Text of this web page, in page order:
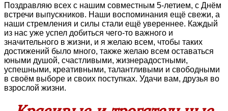
Поздравляю всех с нашим совместным 5-летием, с Днём
встречи выпускников. Наши воспоминания ещё свежи, а
наши стремления и силы стали ещё увереннее. Каждый
из нас уже успел добиться чего-то важного и
значительного в жизни, и я желаю всем, чтобы таких
достижений было много, также желаю всем оставаться
юными душой, счастливыми, жизнерадостными,
успешными, креативными, талантливыми и свободными
в своём выборе и своих поступках. Удачи вам, друзья во
взрослой жизни.